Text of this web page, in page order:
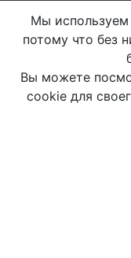
Мы используем
потому что без
Вы можете
cookie для